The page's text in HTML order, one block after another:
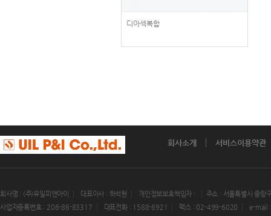
디아섹복합
회사소개 서비스이용약관
회사명 : (주)유일피앤아이 대표이사 : 하석현 개인정보보호책임자 :
주소 : 서울특별시 중
사업자등록번호 : 206-86-83317
대표전화 : 1588-6921 팩스 : 02-499-6020
e-mail